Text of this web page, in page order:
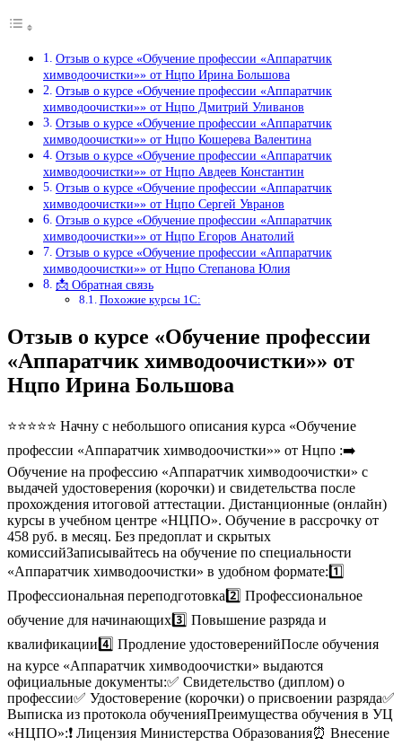
Отзыв о курсе «Обучение профессии «Аппаратчик
химводоочистки»» от Нцпо Ирина Большова
Отзыв о курсе «Обучение профессии «Аппаратчик
химводоочистки»» от Нцпо Дмитрий Уливанов
Отзыв о курсе «Обучение профессии «Аппаратчик
химводоочистки»» от Нцпо Кошерева Валентина
Отзыв о курсе «Обучение профессии «Аппаратчик
химводоочистки»» от Нцпо Авдеев Константин
Отзыв о курсе «Обучение профессии «Аппаратчик
химводоочистки»» от Нцпо Сергей Увранов
Отзыв о курсе «Обучение профессии «Аппаратчик
химводоочистки»» от Нцпо Егоров Анатолий
Отзыв о курсе «Обучение профессии «Аппаратчик
химводоочистки»» от Нцпо Степанова Юлия
📩 Обратная связь
Похожие курсы 1С:
Отзыв о курсе «Обучение профессии
«Аппаратчик химводоочистки»» от
Нцпо Ирина Большова
⭐⭐⭐⭐⭐ Начну с небольшого описания курса «Обучение
профессии «Аппаратчик химводоочистки»» от Нцпо :➡️
Обучение на профессию «Аппаратчик химводоочистки» с
выдачей удостоверения (корочки) и свидетельства после
прохождения итоговой аттестации. Дистанционные (онлайн)
курсы в учебном центре «НЦПО». Обучение в рассрочку от
458 руб. в месяц. Без предоплат и скрытых
комиссийЗаписывайтесь на обучение по специальности
«Аппаратчик химводоочистки» в удобном формате:1️⃣
Профессиональная переподготовка2️⃣ Профессиональное
обучение для начинающих3️⃣ Повышение разряда и
квалификации4️⃣ Продление удостоверенийПосле обучения
на курсе «Аппаратчик химводоочистки» выдаются
официальные документы:✅ Свидетельство (диплом) о
профессии✅ Удостоверение (корочки) о присвоении разряда✅
Выписка из протокола обученияПреимущества обучения в УЦ
«НЦПО»:❗️ Лицензия Министерства Образования⏰ Внесение